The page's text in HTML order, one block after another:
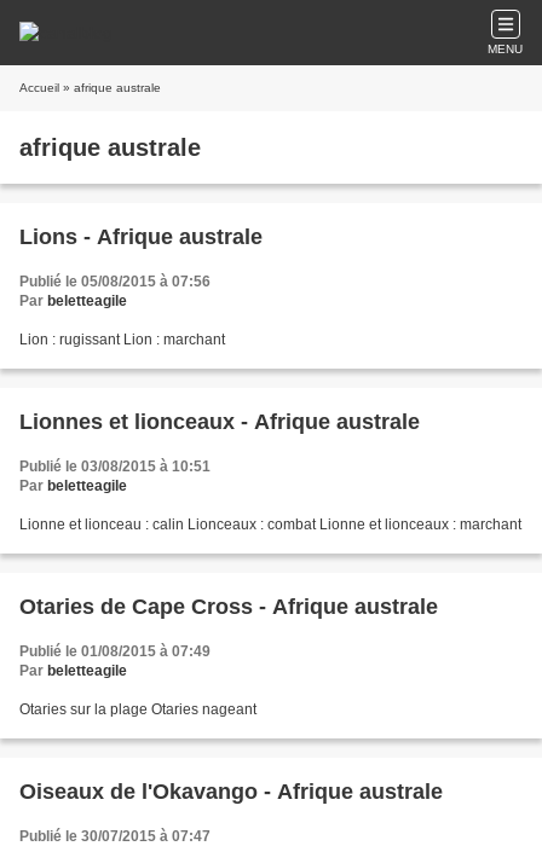
MENU
Accueil » afrique australe
afrique australe
Lions - Afrique australe
Publié le 05/08/2015 à 07:56
Par beletteagile
Lion : rugissant Lion : marchant
Lionnes et lionceaux - Afrique australe
Publié le 03/08/2015 à 10:51
Par beletteagile
Lionne et lionceau : calin Lionceaux : combat Lionne et lionceaux : marchant
Otaries de Cape Cross - Afrique australe
Publié le 01/08/2015 à 07:49
Par beletteagile
Otaries sur la plage Otaries nageant
Oiseaux de l'Okavango - Afrique australe
Publié le 30/07/2015 à 07:47